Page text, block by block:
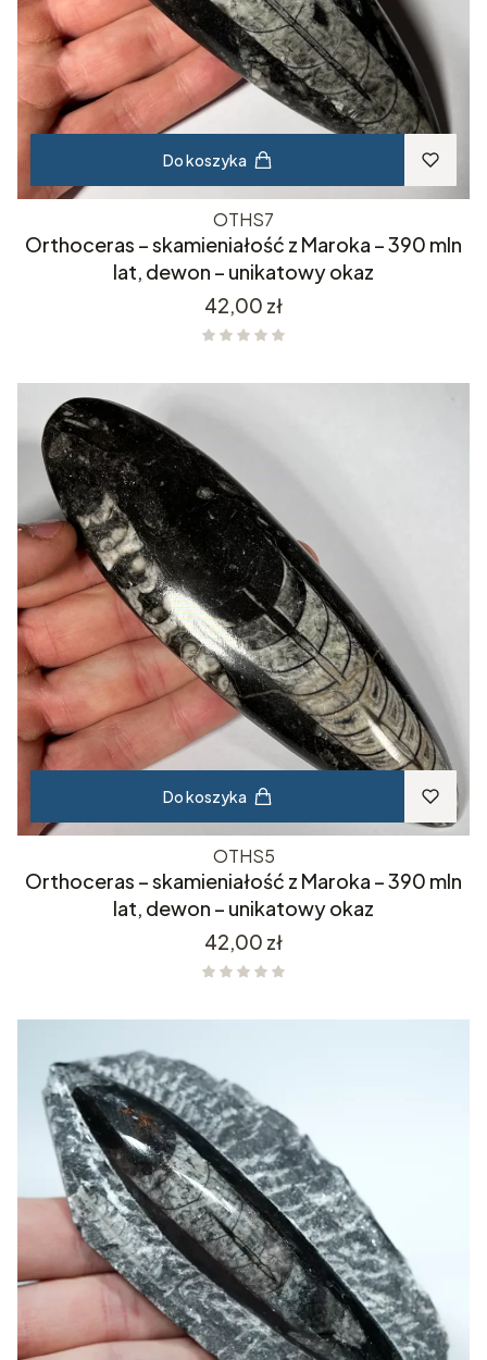
Do koszyka
OTHS7
Orthoceras – skamieniałość z Maroka – 390 mln
lat, dewon – unikatowy okaz
Cena
42,00 zł
Do koszyka
OTHS5
Orthoceras – skamieniałość z Maroka – 390 mln
lat, dewon – unikatowy okaz
Cena
42,00 zł